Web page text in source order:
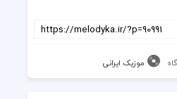
موزیک ایرانی